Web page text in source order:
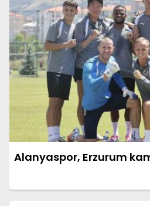
Alanyaspor, Erzurum